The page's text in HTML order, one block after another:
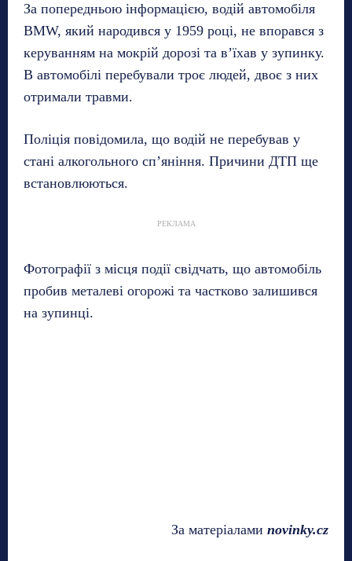
За попередньою інформацією, водій автомобіля
BMW, який народився у 1959 році, не впорався з
керуванням на мокрій дорозі та в’їхав у зупинку.
В автомобілі перебували троє людей, двоє з них
отримали травми.
Поліція повідомила, що водій не перебував у
стані алкогольного сп’яніння. Причини ДТП ще
встановлюються.
РЕКЛАМА
Фотографії з місця події свідчать, що автомобіль
пробив металеві огорожі та частково залишився
на зупинці.
За матеріалами novinky.cz